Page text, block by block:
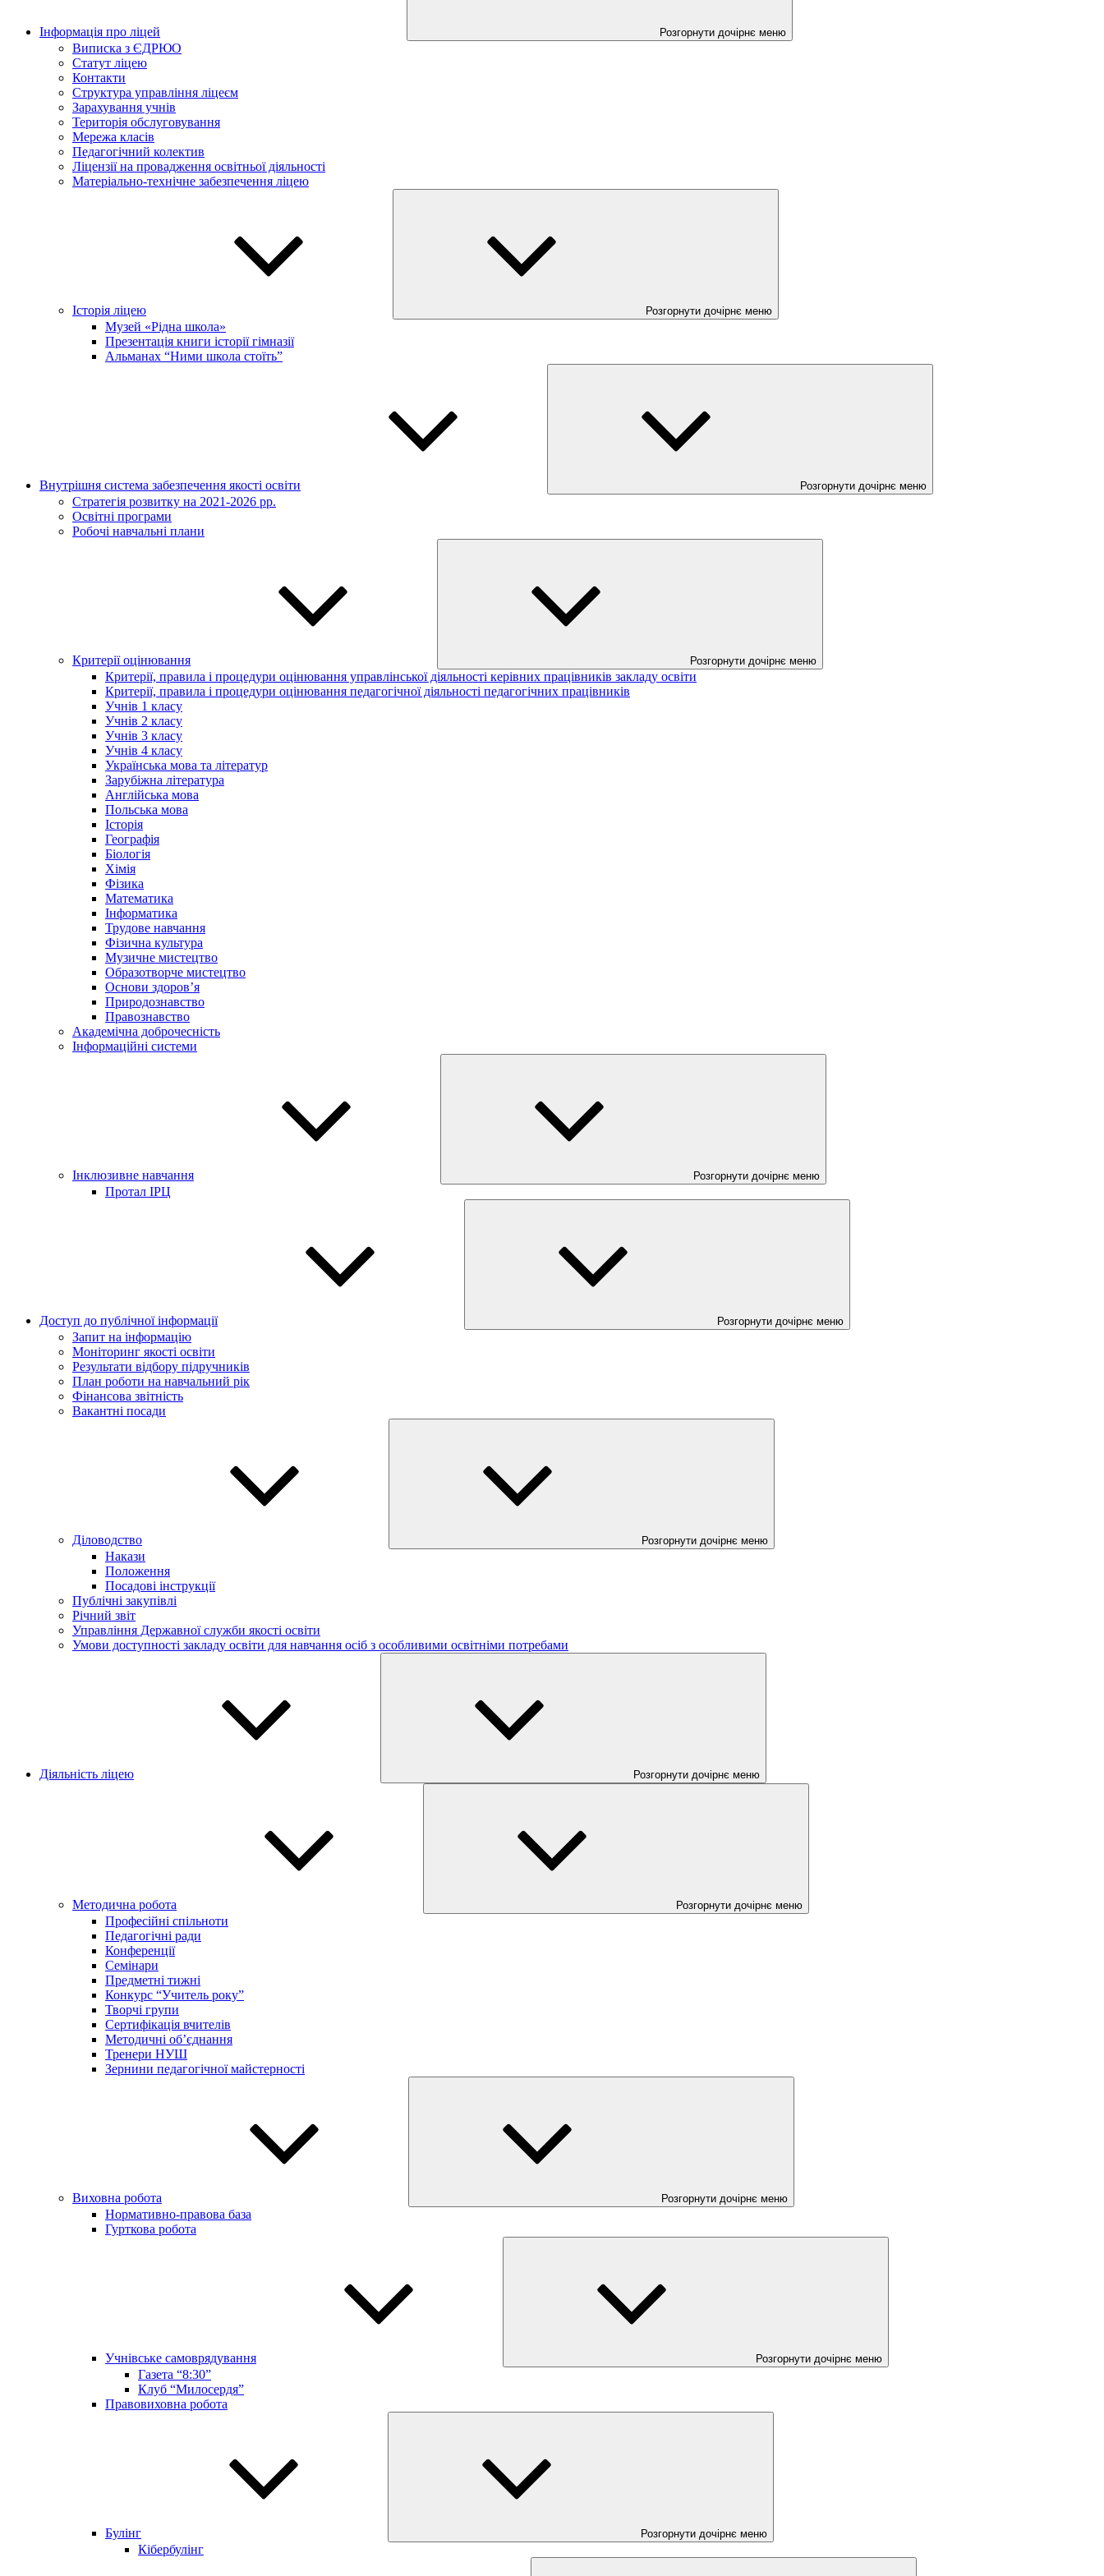
Інформація про ліцей Розгорнути дочірнє меню
Виписка з ЄДРЮО
Статут ліцею
Контакти
Структура управління ліцеєм
Зарахування учнів
Територія обслуговування
Мережа класів
Педагогічний колектив
Ліцензії на провадження освітньої діяльності
Матеріально-технічне забезпечення ліцею
Історія ліцею Розгорнути дочірнє меню
Музей «Рідна школа»
Презентація книги історії гімназії
Альманах “Ними школа стоїть”
Внутрішня система забезпечення якості освіти Розгорнути дочірнє меню
Стратегія розвитку на 2021-2026 рр.
Освітні програми
Робочі навчальні плани
Критерії оцінювання Розгорнути дочірнє меню
Критерії, правила і процедури оцінювання управлінської діяльності керівних працівників закладу освіти
Критерії, правила і процедури оцінювання педагогічної діяльності педагогічних працівників
Учнів 1 класу
Учнів 2 класу
Учнів 3 класу
Учнів 4 класу
Українська мова та літератур
Зарубіжна література
Англійська мова
Польська мова
Історія
Географія
Біологія
Хімія
Фізика
Математика
Інформатика
Трудове навчання
Фізична культура
Музичне мистецтво
Образотворче мистецтво
Основи здоров’я
Природознавство
Правознавство
Академічна доброчесність
Інформаційні системи
Інклюзивне навчання Розгорнути дочірнє меню
Протал ІРЦ
Доступ до публічної інформації Розгорнути дочірнє меню
Запит на інформацію
Моніторинг якості освіти
Результати відбору підручників
План роботи на навчальний рік
Фінансова звітність
Вакантні посади
Діловодство Розгорнути дочірнє меню
Накази
Положення
Посадові інструкції
Публічні закупівлі
Річний звіт
Управління Державної служби якості освіти
Умови доступності закладу освіти для навчання осіб з особливими освітніми потребами
Діяльність ліцею Розгорнути дочірнє меню
Методична робота Розгорнути дочірнє меню
Професійні спільноти
Педагогічні ради
Конференції
Семінари
Предметні тижні
Конкурс “Учитель року”
Творчі групи
Сертифікація вчителів
Методичні об’єднання
Тренери НУШ
Зернини педагогічної майстерності
Виховна робота Розгорнути дочірнє меню
Нормативно-правова база
Гурткова робота
Учнівське самоврядування Розгорнути дочірнє меню
Газета “8:30”
Клуб “Милосердя”
Правовиховна робота
Булінг Розгорнути дочірнє меню
Кібербулінг